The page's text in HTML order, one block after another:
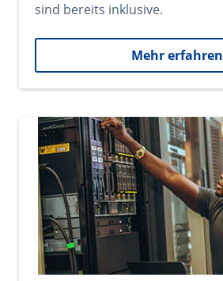
sind bereits inklusive.
Mehr erfahren